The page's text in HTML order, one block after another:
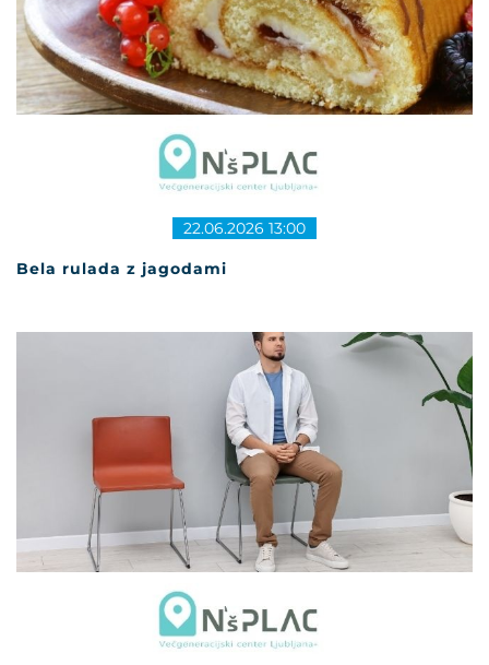
Bela rulada z jagodami
22.06.2026 13:00